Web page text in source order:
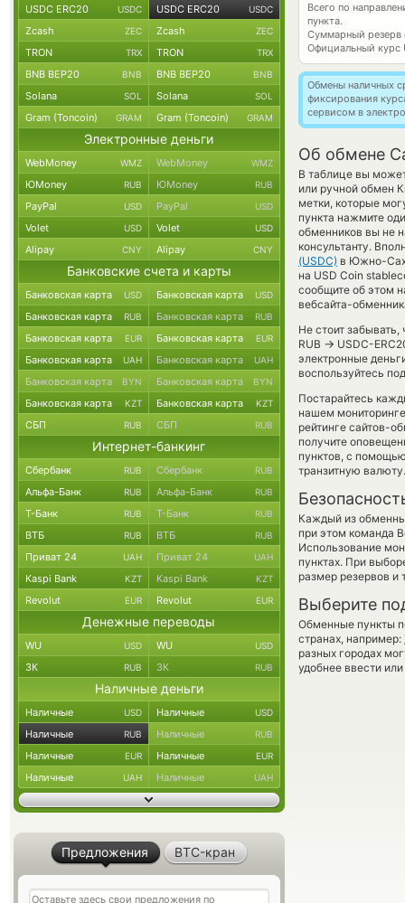
Всего по
пункта.
Суммарный резерв
Официальный курс
Обмены наличных
фиксирования
сервисом в
Об обмене
В таблице вы
или ручной обмен
метки, которые
пункта нажмите
обменников вы не
консультанту.
(USDC) в Южно-
на USD Coin
сообщите об этом
вебсайта-
Не стоит
RUB → USDC-
электронные
воспользуйтесь
Постарайтесь
нашем
рейтинге сайтов-
получите
пунктов, с
транзитную валюту.
Каждый из
при этом команда
Использование
пунктах. При
размер резервов и
Выберите
Обменные пункты
странах, например:
разных городах
удобнее ввести
USDC ERC20 USDC USDC ERC20 USDC
Zcash ZEC Zcash ZEC
TRON TRX TRON TRX
BNB BEP20 BNB BNB BEP20 BNB
Solana SOL Solana SOL
Gram (Toncoin) GRAM Gram (Toncoin) GRAM
Электронные деньги
WebMoney WMZ WebMoney WMZ
ЮMoney RUB ЮMoney RUB
PayPal USD PayPal USD
Volet USD Volet USD
Alipay CNY Alipay CNY
Банковские счета и карты
Банковская карта USD Банковская карта USD
Банковская карта RUB Банковская карта RUB
Банковская карта EUR Банковская карта EUR
Банковская карта UAH Банковская карта UAH
Банковская карта BYN Банковская карта BYN
Банковская карта KZT Банковская карта KZT
СБП RUB СБП RUB
Интернет-банкинг
Сбербанк RUB Сбербанк RUB
Альфа-Банк RUB Альфа-Банк RUB
Т-Банк RUB Т-Банк RUB
ВТБ RUB ВТБ RUB
Приват 24 UAH Приват 24 UAH
Kaspi Bank KZT Kaspi Bank KZT
Revolut EUR Revolut EUR
Денежные переводы
WU USD WU USD
ЗК RUB ЗК RUB
Наличные деньги
Наличные USD Наличные USD
Наличные RUB Наличные RUB
Наличные EUR Наличные EUR
Наличные UAH Наличные UAH
Предложения BTC-кран